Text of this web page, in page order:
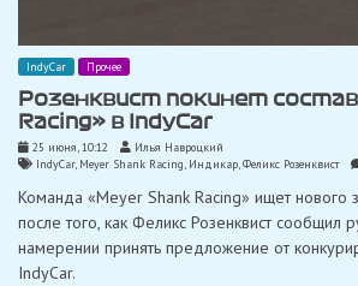
IndyCar Прочее
Розенквист покинет
Racing» в IndyCar
25 июня, 10:12
Илья Навроцкий
IndyCar, Meyer Shank Racing, Индикар,Феликс Розенквист
Команда «Meyer Shank Racing» ищет нового
после того, как Феликс Розенквист сообщил
намерении принять предложение от
IndyCar.